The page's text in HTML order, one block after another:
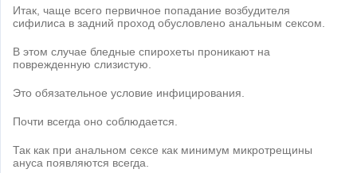
Итак, чаще всего первичное попадание возбудителя
сифилиса в задний проход обусловлено анальным сексом.
В этом случае бледные спирохеты проникают на
поврежденную слизистую.
Это обязательное условие инфицирования.
Почти всегда оно соблюдается.
Так как при анальном сексе как минимум микротрещины
ануса появляются всегда.